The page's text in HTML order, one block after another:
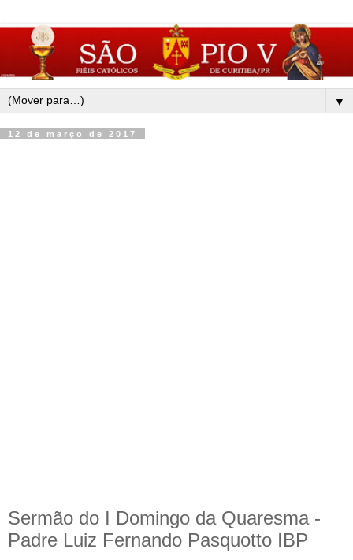
▼
12 de março de 2017
Sermão do I Domingo da Quaresma -
Padre Luiz Fernando Pasquotto IBP